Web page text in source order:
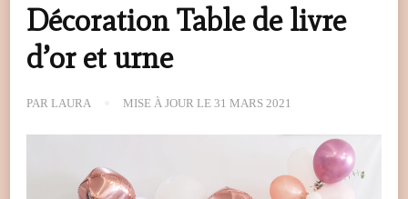
Décoration Table de livre
d’or et urne
PAR LAURA MISE À JOUR LE 31 MARS 2021